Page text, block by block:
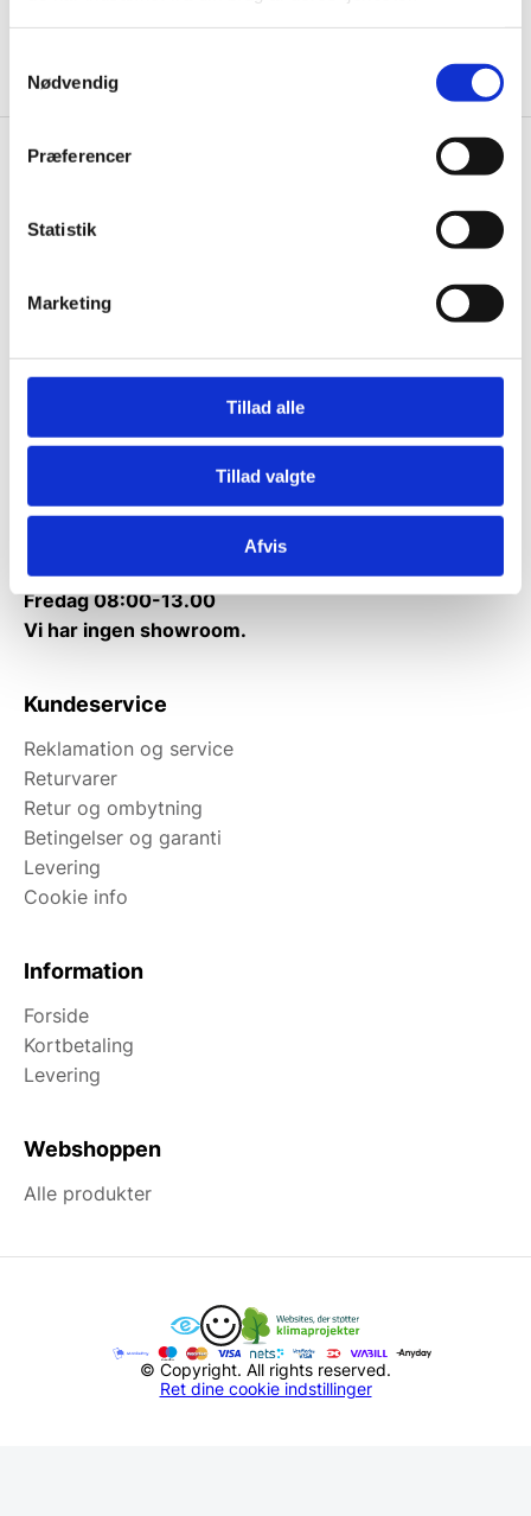
Nødvendig
Præferencer
Statistik
Marketing
Tillad alle
Tillad valgte
Afvis
Gastrobutikken ApS
CVR: 38952986
Telefon træffetid:
Kontakt@gastrobutikken.dk
Tlf.71 99 30 98
Mandag til torsdag: 10:00 – 14:00.
man-torsdag fra 08:00-16:00.
Fredag 08:00-13.00
Vi har ingen showroom.
Kundeservice
Reklamation og service
Returvarer
Retur og ombytning
Betingelser og garanti
Levering
Cookie info
Information
Forside
Kortbetaling
Levering
Webshoppen
Alle produkter
© Copyright. All rights reserved.
Ret dine cookie indstillinger